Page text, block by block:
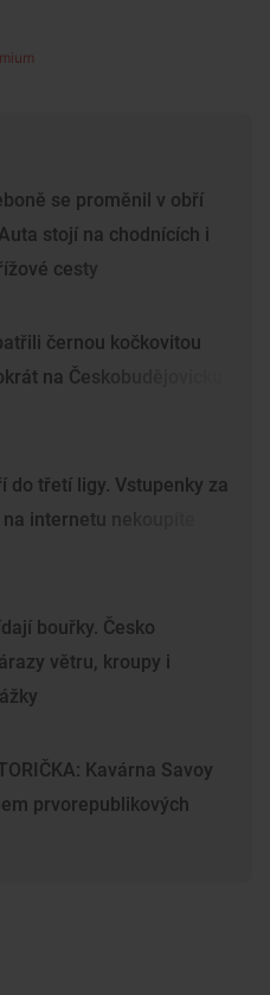
se proměnil v obří
stojí na chodnících i
cesty
černou kočkovitou
na Českobudějovicku
do třetí ligy. Vstupenky za
internetu nekoupíte
bouřky. Česko
větru, kroupy i
Kavárna Savoy
prvorepublikových